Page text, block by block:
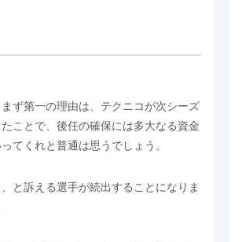
ず第一の理由は、テクニコが次シーズ
ことで、後任の確保には多大なる資金
てくれと普通は思うでしょう。
と訴える選手が続出することになりま